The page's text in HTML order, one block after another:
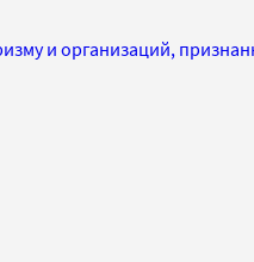
и организаций,